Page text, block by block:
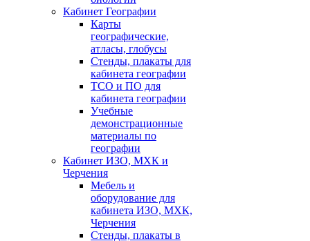
Кабинет Географии
Карты
географические,
атласы, глобусы
Стенды, плакаты для
кабинета географии
ТСО и ПО для
кабинета географии
Учебные
демонстрационные
материалы по
географии
Кабинет ИЗО, МХК и
Черчения
Мебель и
оборудование для
кабинета ИЗО, МХК,
Черчения
Стенды, плакаты в